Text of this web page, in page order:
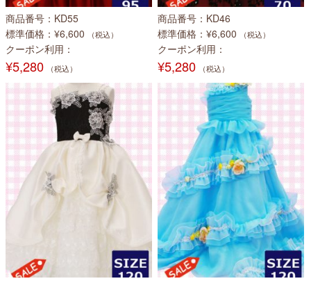
商品番号
KD55
標準価格
¥6,600 （税込）
クーポン利用
¥5,280 （税込）
商品番号
KD46
標準価格
¥6,600 （税込）
クーポン利用
¥5,280 （税込）